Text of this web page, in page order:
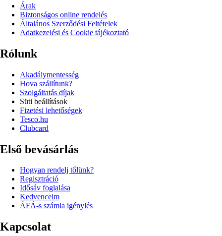
Árak
Biztonságos online rendelés
Általános Szerződési Feltételek
Adatkezelési és Cookie tájékoztató
Rólunk
Akadálymentesség
Hova szállítunk?
Szolgáltatás díjak
Süti beállítások
Fizetési lehetőségek
Tesco.hu
Clubcard
Első bevásárlás
Hogyan rendelj tőlünk?
Regisztráció
Idősáv foglalása
Kedvenceim
ÁFÁ-s számla igénylés
Kapcsolat